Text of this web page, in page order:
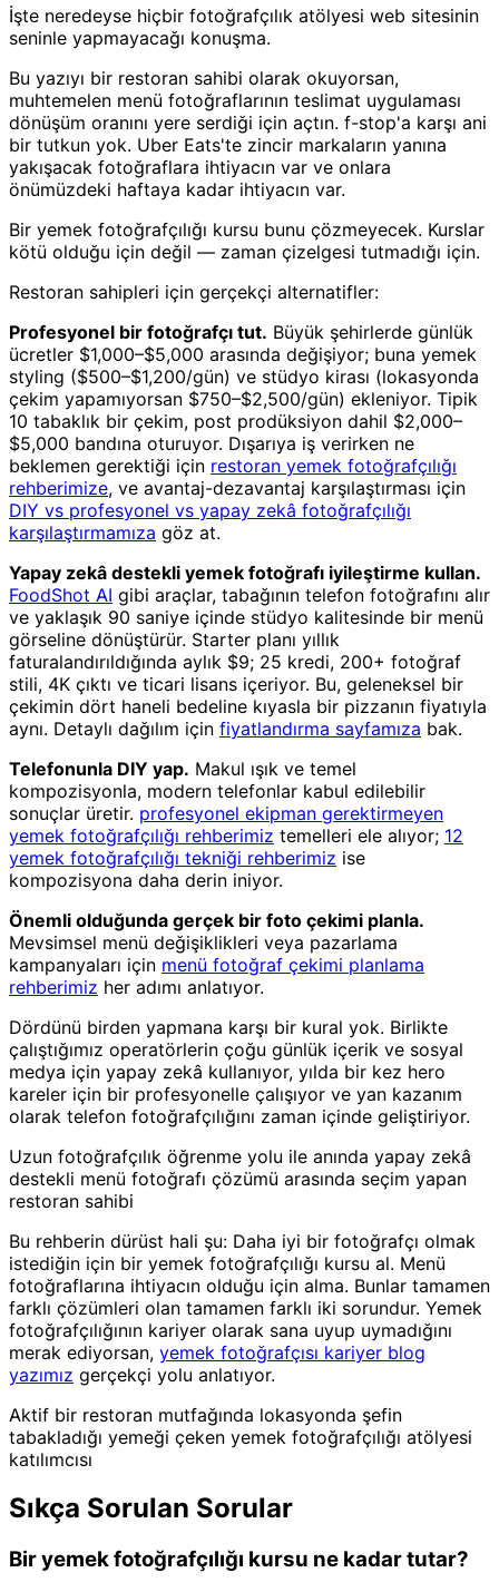
İşte neredeyse hiçbir fotoğrafçılık atölyesi web sitesinin
seninle yapmayacağı konuşma.
Bu yazıyı bir restoran sahibi olarak okuyorsan,
muhtemelen menü fotoğraflarının teslimat uygulaması
dönüşüm oranını yere serdiği için açtın. f-stop'a karşı ani
bir tutkun yok. Uber Eats'te zincir markaların yanına
yakışacak fotoğraflara ihtiyacın var ve onlara
önümüzdeki haftaya kadar ihtiyacın var.
Bir yemek fotoğrafçılığı kursu bunu çözmeyecek. Kurslar
kötü olduğu için değil — zaman çizelgesi tutmadığı için.
Restoran sahipleri için gerçekçi alternatifler:
Profesyonel bir fotoğrafçı tut. Büyük şehirlerde günlük
ücretler $1,000–$5,000 arasında değişiyor; buna yemek
styling ($500–$1,200/gün) ve stüdyo kirası (lokasyonda
çekim yapamıyorsan $750–$2,500/gün) ekleniyor. Tipik
10 tabaklık bir çekim, post prodüksiyon dahil $2,000–
$5,000 bandına oturuyor. Dışarıya iş verirken ne
beklemen gerektiği için restoran yemek fotoğrafçılığı
rehberimize, ve avantaj-dezavantaj karşılaştırması için
DIY vs profesyonel vs yapay zekâ fotoğrafçılığı
karşılaştırmamıza göz at.
Yapay zekâ destekli yemek fotoğrafı iyileştirme kullan.
FoodShot AI gibi araçlar, tabağının telefon fotoğrafını alır
ve yaklaşık 90 saniye içinde stüdyo kalitesinde bir menü
görseline dönüştürür. Starter planı yıllık
faturalandırıldığında aylık $9; 25 kredi, 200+ fotoğraf
stili, 4K çıktı ve ticari lisans içeriyor. Bu, geleneksel bir
çekimin dört haneli bedeline kıyasla bir pizzanın fiyatıyla
aynı. Detaylı dağılım için fiyatlandırma sayfamıza bak.
Telefonunla DIY yap. Makul ışık ve temel
kompozisyonla, modern telefonlar kabul edilebilir
sonuçlar üretir. profesyonel ekipman gerektirmeyen
yemek fotoğrafçılığı rehberimiz temelleri ele alıyor; 12
yemek fotoğrafçılığı tekniği rehberimiz ise
kompozisyona daha derin iniyor.
Önemli olduğunda gerçek bir foto çekimi planla.
Mevsimsel menü değişiklikleri veya pazarlama
kampanyaları için menü fotoğraf çekimi planlama
rehberimiz her adımı anlatıyor.
Dördünü birden yapmana karşı bir kural yok. Birlikte
çalıştığımız operatörlerin çoğu günlük içerik ve sosyal
medya için yapay zekâ kullanıyor, yılda bir kez hero
kareler için bir profesyonelle çalışıyor ve yan kazanım
olarak telefon fotoğrafçılığını zaman içinde geliştiriyor.
Uzun fotoğrafçılık öğrenme yolu ile anında yapay zekâ
destekli menü fotoğrafı çözümü arasında seçim yapan
restoran sahibi
Bu rehberin dürüst hali şu: Daha iyi bir fotoğrafçı olmak
istediğin için bir yemek fotoğrafçılığı kursu al. Menü
fotoğraflarına ihtiyacın olduğu için alma. Bunlar tamamen
farklı çözümleri olan tamamen farklı iki sorundur. Yemek
fotoğrafçılığının kariyer olarak sana uyup uymadığını
merak ediyorsan, yemek fotoğrafçısı kariyer blog
yazımız gerçekçi yolu anlatıyor.
Aktif bir restoran mutfağında lokasyonda şefin
tabakladığı yemeği çeken yemek fotoğrafçılığı atölyesi
katılımcısı
Sıkça Sorulan Sorular
Bir yemek fotoğrafçılığı kursu ne kadar tutar?